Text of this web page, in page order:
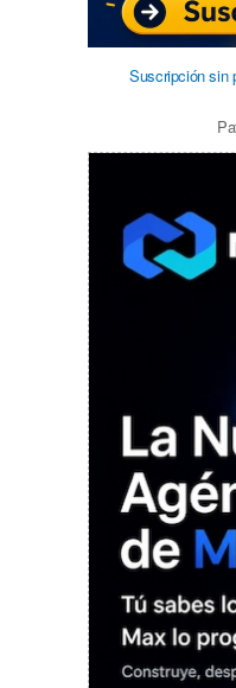
Suscripción sin